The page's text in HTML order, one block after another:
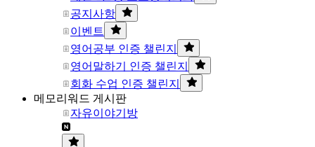
공지사항
이벤트
영어공부 인증 챌린지
영어말하기 인증 챌린지
회화 수업 인증 챌린지
메모리워드 게시판
자유이야기방